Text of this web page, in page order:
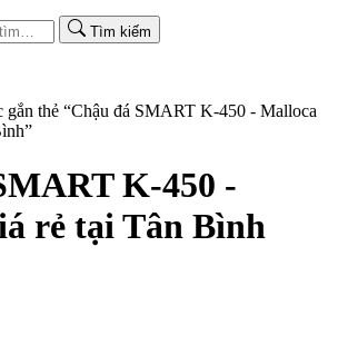
Tìm kiếm
gắn thẻ “Chậu đá SMART K-450 - Malloca
K-450 -
rẻ tại Tân Bình